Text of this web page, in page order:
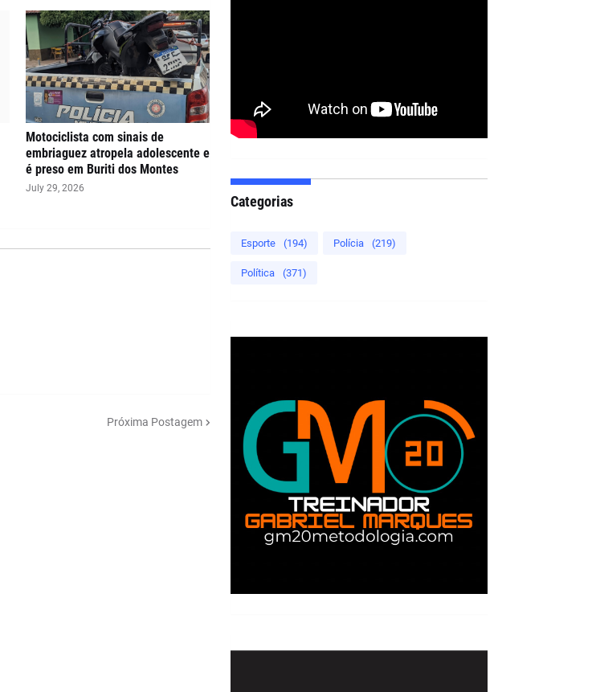
Motociclista com sinais de
embriaguez atropela adolescente e
é preso em Buriti dos Montes
July 29, 2026
Próxima Postagem
Categorias
Esporte (194) Polícia (219)
Política (371)